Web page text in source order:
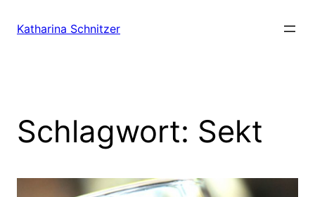
InhaltKatharina Schnitzer
Schlagwort: Sekt